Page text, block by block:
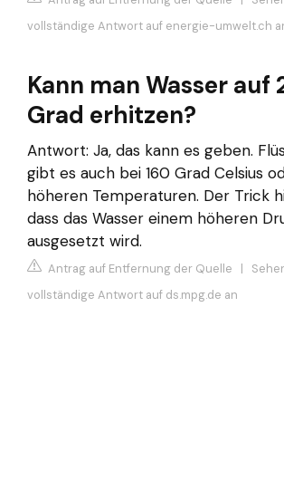
vollständige Antwort auf energie-umwelt.ch
Kann man Wasser auf
Grad erhitzen?
Antwort: Ja, das kann es geben.
gibt es auch bei 160 Grad Celsius
höheren Temperaturen. Der Trick
dass das Wasser einem höheren
ausgesetzt wird.
Antrag auf Entfernung der Quelle |
vollständige Antwort auf ds.mpg.de an